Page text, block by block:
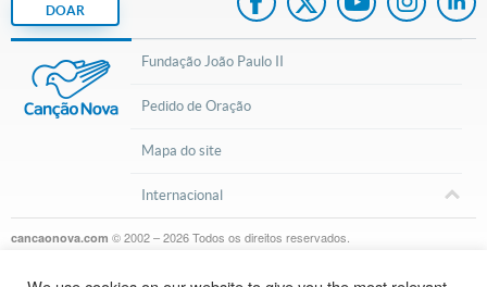
DOAR
Fundação João Paulo II
Pedido de Oração
Mapa do site
Internacional
cancaonova.com © 2002 – 2026Todos os direitos reservados.